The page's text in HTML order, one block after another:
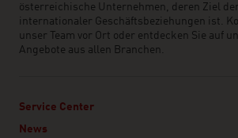
österreichische Unternehmen, deren Ziel
internationaler Geschäftsbeziehungen ist.
unser Team vor Ort oder entdecken Sie auf
Angebote aus allen Branchen.
Service Center
News